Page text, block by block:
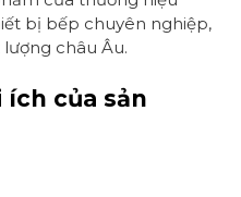
bị bếp chuyên nghiệp,
châu Âu.
ích của sản